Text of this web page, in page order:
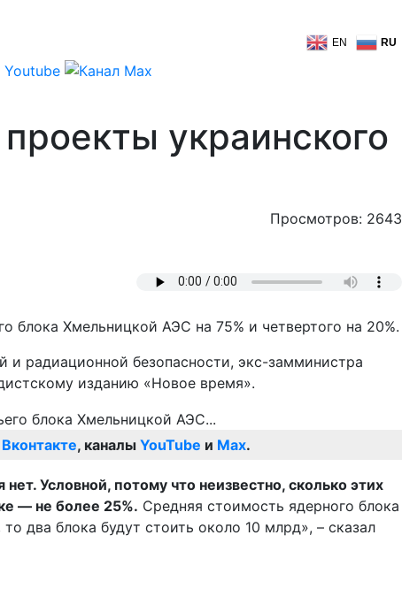
EN RU
украинского
Просмотров: 2643
блока Хмельницкой АЭС на 75% и четвертого на 20%.
и радиационной безопасности, экс-замминистра
изданию «Новое время».
Вконтакте, каналы YouTube и Max.
Условной, потому что неизвестно, сколько этих
— не более 25%. Средняя стоимость ядерного блока
блока будут стоить около 10 млрд», – сказал